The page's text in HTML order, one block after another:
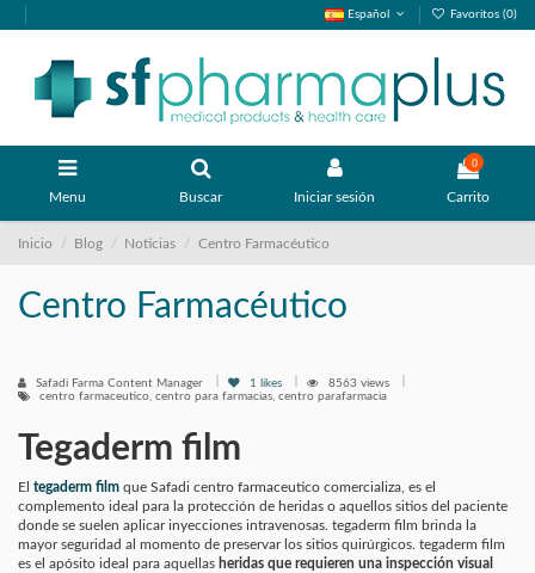
Español Favoritos (0)
Menu Buscar Iniciar sesión
0
Carrito
Inicio Blog Noticias Centro Farmacéutico
Centro Farmacéutico
Safadi Farma Content Manager 1 likes
8563 views
centro farmaceutico, centro para farmacias, centro parafarmacia
Tegaderm film
El tegaderm film que Safadi centro farmaceutico comercializa, es el
complemento ideal para la protección de heridas o aquellos sitios del paciente
donde se suelen aplicar inyecciones intravenosas. tegaderm film brinda la
mayor seguridad al momento de preservar los sitios quirúrgicos. tegaderm film
es el apósito ideal para aquellas heridas que requieren una inspección visual